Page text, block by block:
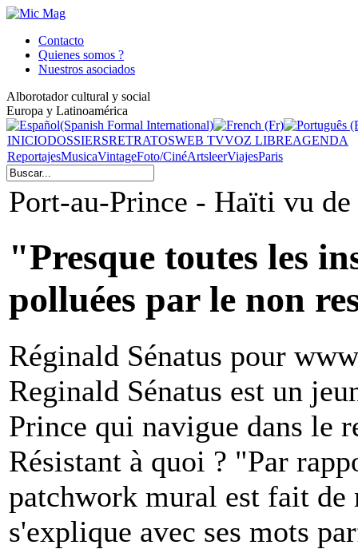
Contacto
Quienes somos ?
Nuestros asociados
Alborotador cultural y social
Europa y Latinoamérica
INICIODOSSIERSRETRATOSWEB TVVOZ LIBREAGENDA
ReportajesMusicaVintageFoto/CinéArtsleerViajesParis
Port-au-Prince - Haïti vu
"Presque toutes les
polluées par le non
Réginald Sénatus pour
Reginald Sénatus est un
Prince qui navigue dans le
Résistant à quoi ? "Par
patchwork mural est fait
s'explique avec ses mots